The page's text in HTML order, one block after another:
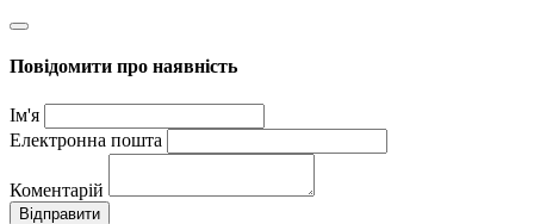
Повідомити про наявність
Ім'я
Електронна пошта
Коментарій
Відправити